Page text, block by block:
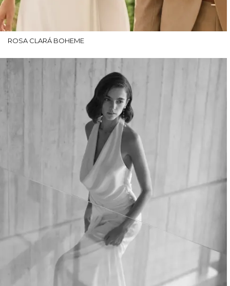
ROSA CLARÁ BOHEME